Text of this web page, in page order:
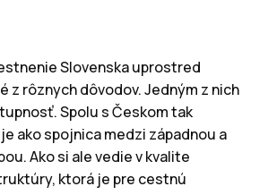
Slovenska uprostred
z rôznych dôvodov. Jedným z nich
Spolu s Českom tak
ako spojnica medzi západnou a
Ako si ale vedie v kvalite
ktorá je pre cestnú